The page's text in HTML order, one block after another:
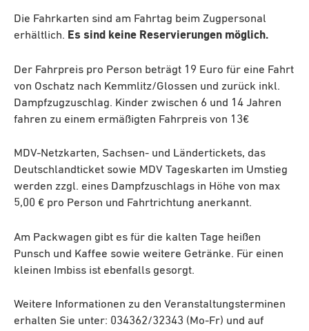
Die Fahrkarten sind am Fahrtag beim Zugpersonal
erhältlich. Es sind keine Reservierungen möglich.
Der Fahrpreis pro Person beträgt 19 Euro für eine Fahrt
von Oschatz nach Kemmlitz/Glossen und zurück inkl.
Dampfzugzuschlag. Kinder zwischen 6 und 14 Jahren
fahren zu einem ermäßigten Fahrpreis von 13€
MDV-Netzkarten, Sachsen- und Ländertickets, das
Deutschlandticket sowie MDV Tageskarten im Umstieg
werden zzgl. eines Dampfzuschlags in Höhe von max
5,00 € pro Person und Fahrtrichtung anerkannt.
Am Packwagen gibt es für die kalten Tage heißen
Punsch und Kaffee sowie weitere Getränke. Für einen
kleinen Imbiss ist ebenfalls gesorgt.
Weitere Informationen zu den Veranstaltungsterminen
erhalten Sie unter: 034362/32343 (Mo-Fr) und auf